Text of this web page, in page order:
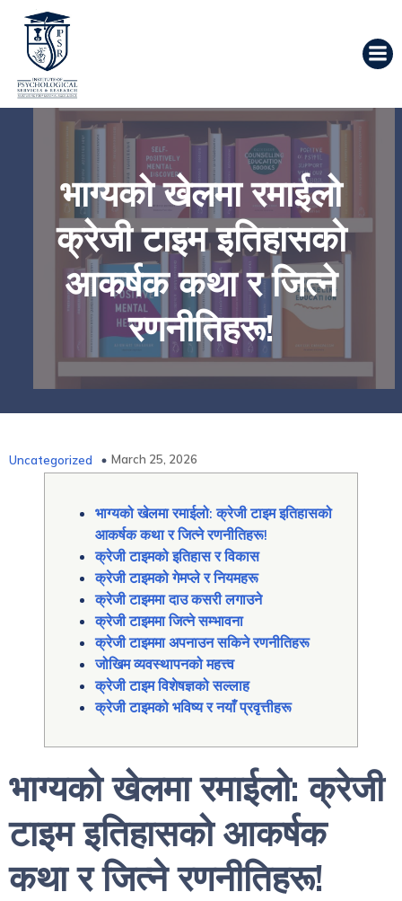
भाग्यको खेलमा रमाईलो
क्रेजी टाइम इतिहासको
आकर्षक कथा र जित्ने
रणनीतिहरू!
Uncategorized March 25, 2026
भाग्यको खेलमा रमाईलो: क्रेजी टाइम इतिहासको
आकर्षक कथा र जित्ने रणनीतिहरू!
क्रेजी टाइमको इतिहास र विकास
क्रेजी टाइमको गेमप्ले र नियमहरू
क्रेजी टाइममा दाउ कसरी लगाउने
क्रेजी टाइममा जित्ने सम्भावना
क्रेजी टाइममा अपनाउन सकिने रणनीतिहरू
जोखिम व्यवस्थापनको महत्त्व
क्रेजी टाइम विशेषज्ञको सल्लाह
क्रेजी टाइमको भविष्य र नयाँ प्रवृत्तीहरू
भाग्यको खेलमा रमाईलो: क्रेजी
टाइम इतिहासको आकर्षक
कथा र जित्ने रणनीतिहरू!